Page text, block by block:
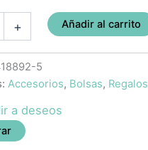
+ Añadir al carrito
5
Accesorios, Bolsas, Regalos
a deseos